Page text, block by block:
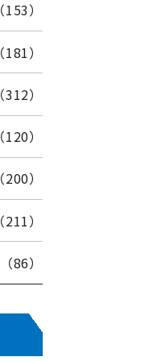
（153）
（181）
（312）
（120）
（200）
（211）
（86）